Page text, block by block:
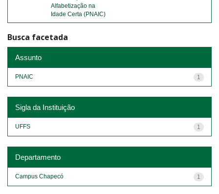
Alfabetização na
Idade Certa (PNAIC)
Busca facetada
Assunto
1
PNAIC
Sigla da Instituição
1
UFFS
Departamento
1
Campus Chapecó